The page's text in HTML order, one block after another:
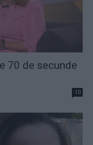
70 de secunde
10